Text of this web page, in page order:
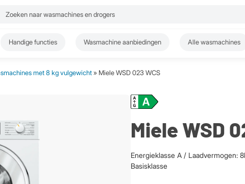
Handige functies Wasmachine aanbiedingen Alle wasmachines
met 8 kg vulgewicht» Miele WSD 023 WCS
Miele WSD
Energieklasse A / Laadvermogen:
Basisklasse